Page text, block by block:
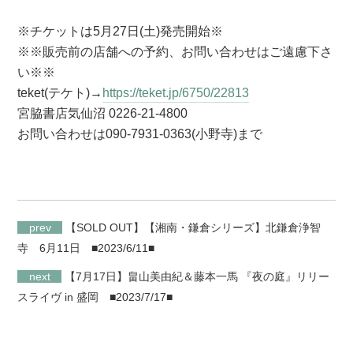
※チケットは5月27日(土)発売開始※
※※販売前の店舗への予約、お問い合わせはご遠慮下さ
い※※
teket(テケト)→ https://teket.jp/6750/22813
宮脇書店気仙沼 0226-21-4800
お問い合わせは090-7931-0363(小野寺)まで
prev
【SOLD OUT】【湘南・鎌倉シリーズ】北鎌倉浄智
寺 6月11日
■2023/6/11■
next
【7月17日】畠山美由紀＆藤本一馬 『夜の庭』リリー
スライヴ in 盛岡
■2023/7/17■